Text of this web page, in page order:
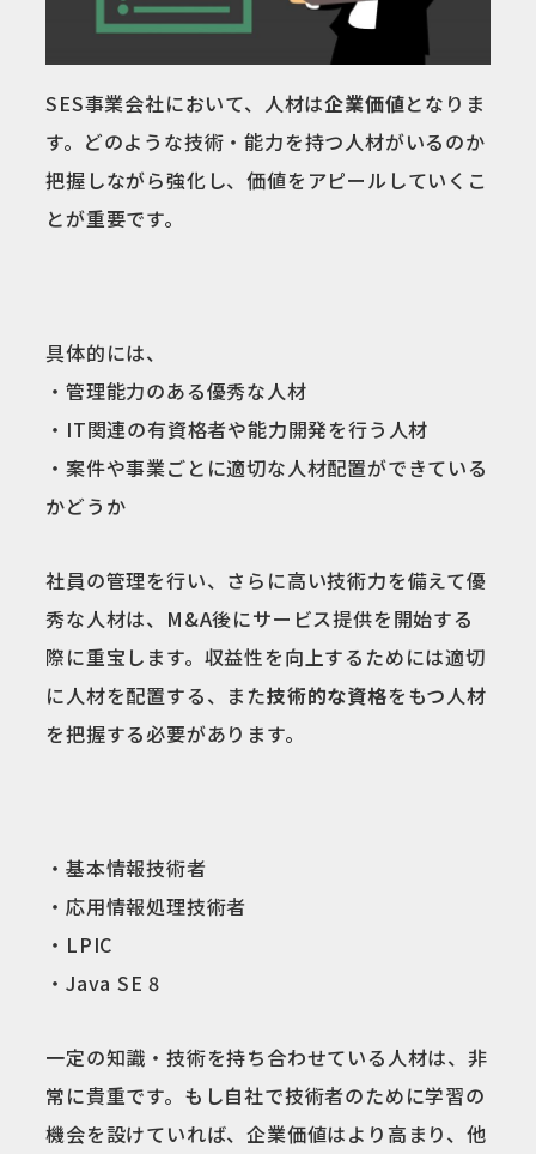
SES事業会社において、人材は企業価値となりま
す。どのような技術・能力を持つ人材がいるのか
把握しながら強化し、価値をアピールしていくこ
とが重要です。
具体的には、
・管理能力のある優秀な人材
・IT関連の有資格者や能力開発を行う人材
・案件や事業ごとに適切な人材配置ができている
かどうか
社員の管理を行い、さらに高い技術力を備えて優
秀な人材は、M&A後にサービス提供を開始する
際に重宝します。収益性を向上するためには適切
に人材を配置する、また技術的な資格をもつ人材
を把握する必要があります。
・基本情報技術者
・応用情報処理技術者
・LPIC
・Java SE 8
一定の知識・技術を持ち合わせている人材は、非
常に貴重です。もし自社で技術者のために学習の
機会を設けていれば、企業価値はより高まり、他